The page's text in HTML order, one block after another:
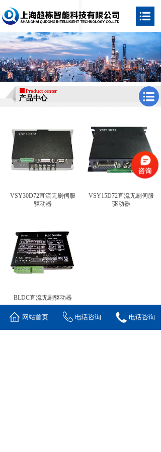
Product center
产品中心
VSY30D72直流无刷伺服
驱动器
VSY15D72直流无刷伺服
驱动器
BLDC直流无刷驱动器
1 >
网站首页 电话咨询 电话咨询